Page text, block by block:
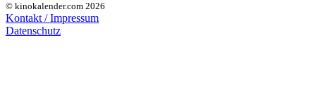
© kinokalender.com 2026
Kontakt / Impressum
Datenschutz